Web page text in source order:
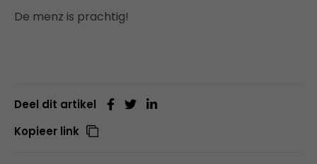
De menz is prachtig!
Deel dit artikel
Kopieer link